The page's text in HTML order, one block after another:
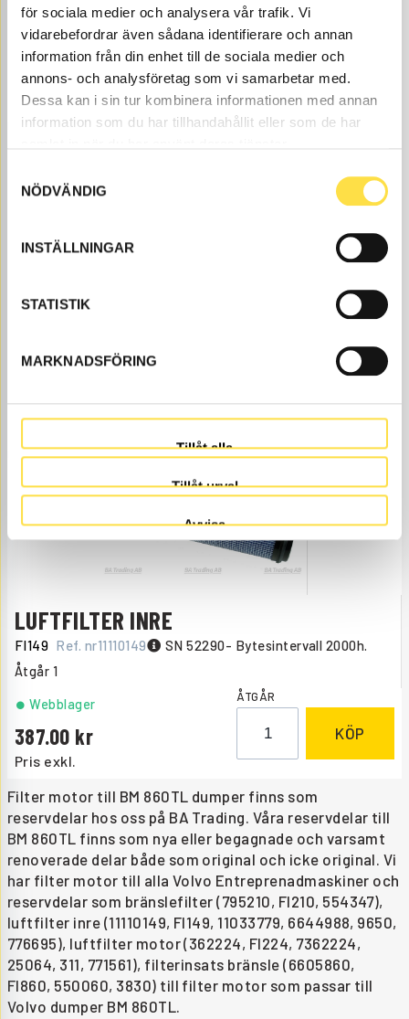
för sociala medier och analysera vår trafik. Vi
vidarebefordrar även sådana identifierare och annan
information från din enhet till de sociala medier och
annons- och analysföretag som vi samarbetar med.
Dessa kan i sin tur kombinera informationen med annan
information som du har tillhandahållit eller som de har
NÖDVÄNDIG
INSTÄLLNINGAR
STATISTIK
MARKNADSFÖRING
Tillåt alla
Tillåt urval
Avvisa
Åtgår2
Pris exkl.
77.00
Webblager ÅTGÅR
KÖP
LUFTFILTER MOTOR
312.00 KÖP
LUFTFILTER INRE
FI149 Ref. nr11110149 SN 52290- Bytesintervall 2000h.
Åtgår 1
Pris exkl.
387.00
Webblager ÅTGÅR
KÖP
Filter motor till BM 860TL dumper finns som
reservdelar hos oss på BA Trading. Våra reservdelar till
BM 860TL finns som nya eller begagnade och varsamt
renoverade delar både som original och icke original. Vi
har filter motor till alla Volvo Entreprenadmaskiner och
reservdelar som bränslefilter (795210, FI210, 554347),
luftfilter inre (11110149, FI149, 11033779, 6644988, 9650,
776695), luftfilter motor (362224, FI224, 7362224,
25064, 311, 771561), filterinsats bränsle (6605860,
FI860, 550060, 3830) till filter motor som passar till
Volvo dumper BM 860TL.